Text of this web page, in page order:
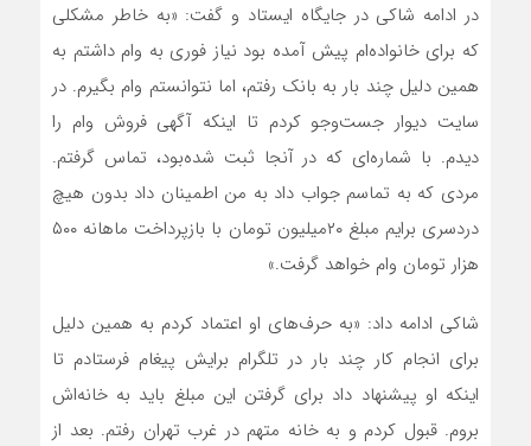
در ادامه شاکی در جایگاه ایستاد و گفت: «به خاطر مشکلی
که برای خانواده‌ام پیش آمده بود نیاز فوری به وام داشتم به
همین دلیل چند بار به بانک رفتم، اما نتوانستم وام بگیرم. در
سایت دیوار جست‌وجو کردم تا اینکه آگهی فروش وام را
دیدم. با شماره‌ای که در آنجا ثبت شده‌بود، تماس گرفتم.
مردی که به تماسم جواب داد به من اطمینان داد بدون هیچ
دردسری برایم مبلغ ۲۰‌میلیون تومان با بازپرداخت ماهانه ۵۰۰
هزار تومان وام خواهد گرفت.»
شاکی ادامه داد: «به حرف‌های او اعتماد کردم به همین دلیل
برای انجام کار چند بار در تلگرام برایش پیغام فرستادم تا
اینکه او پیشنهاد داد برای گرفتن این مبلغ باید به خانه‌اش
بروم. قبول کردم و به خانه متهم در غرب تهران رفتم. بعد از